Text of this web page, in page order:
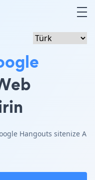
Hangouts sitenize A